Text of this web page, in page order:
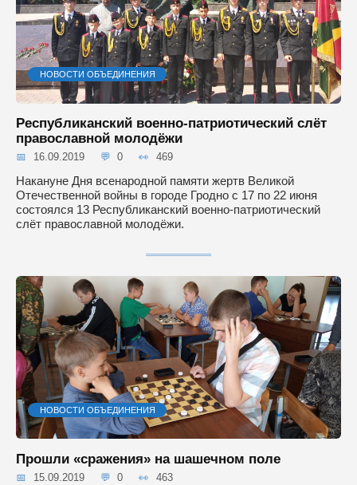
НОВОСТИ ОБЪЕДИНЕНИЯ
Республиканский военно-патриотический слёт
православной молодёжи
16.09.2019 0 469
Накануне Дня всенародной памяти жертв Великой
Отечественной войны в городе Гродно с 17 по 22 июня
состоялся 13 Республиканский военно-патриотический
слёт православной молодёжи.
НОВОСТИ ОБЪЕДИНЕНИЯ
Прошли «сражения» на шашечном поле
15.09.2019 0 463